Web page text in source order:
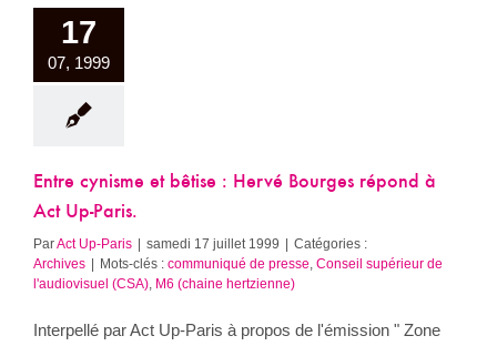
17
07, 1999
Entre cynisme et bêtise : Hervé Bourges répond à
Act Up-Paris.
ParAct Up-Paris | samedi 17 juillet 1999 | Catégories :
Archives | Mots-clés : communiqué de presse Conseil supérieur de
l'audiovisuel (CSA) M6 (chaine hertzienne)
Interpellé par Act Up-Paris à propos de l'émission " Zone